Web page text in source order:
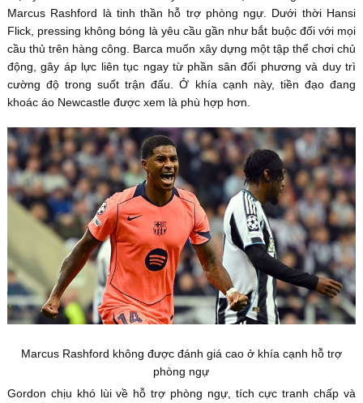
Marcus Rashford là tinh thần hỗ trợ phòng ngự. Dưới thời Hansi
Flick, pressing không bóng là yêu cầu gần như bắt buộc đối với mọi
cầu thủ trên hàng công. Barca muốn xây dựng một tập thể chơi chủ
động, gây áp lực liên tục ngay từ phần sân đối phương và duy trì
cường độ trong suốt trận đấu. Ở khía cạnh này, tiền đạo đang
khoác áo Newcastle được xem là phù hợp hơn.
Marcus Rashford không được đánh giá cao ở khía cạnh hỗ trợ
phòng ngự
Gordon chịu khó lùi về hỗ trợ phòng ngự, tích cực tranh chấp và